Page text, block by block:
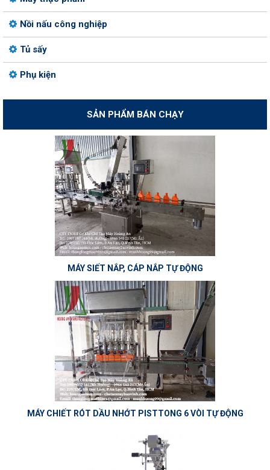
Nồi nấu công nghiệp
Tủ sấy
Phụ kiện
SẢN PHẨM BÁN CHẠY
MÁY SIẾT NẮP, CÁP NẮP TỰ ĐỘNG
MÁY CHIẾT RÓT DẦU NHỚT PISTTONG 6 VÒI TỰ ĐỘNG